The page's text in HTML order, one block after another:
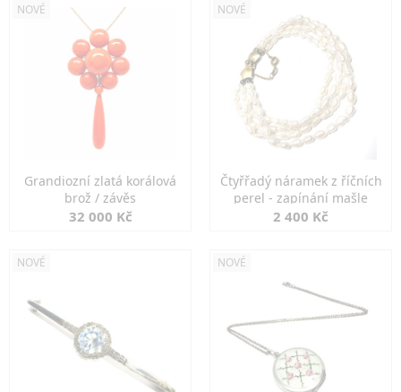
NOVÉ
Grandiozní zlatá korálová
brož / závěs
32 000 Kč
NOVÉ
Čtyřřadý náramek z říčních
perel - zapínání mašle
2 400 Kč
NOVÉ NOVÉ